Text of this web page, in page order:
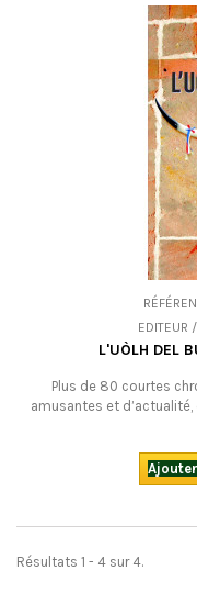
EDITEUR
L'UÒLH DEL
Plus de 80 courtes
amusantes et
occitan ? Une
Résultats 1 - 4 sur 4.